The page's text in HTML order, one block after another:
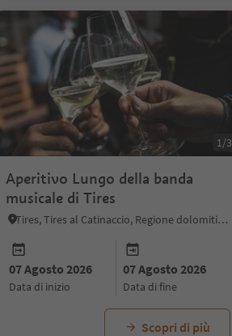
1/3
Aperitivo Lungo della banda
musicale di Tires
Tires, Tires al Catinaccio, Regione dolomitica Alpe di Siusi
07 Agosto 2026
data di inizio
07 Agosto 2026
data di fine
Scopri di più